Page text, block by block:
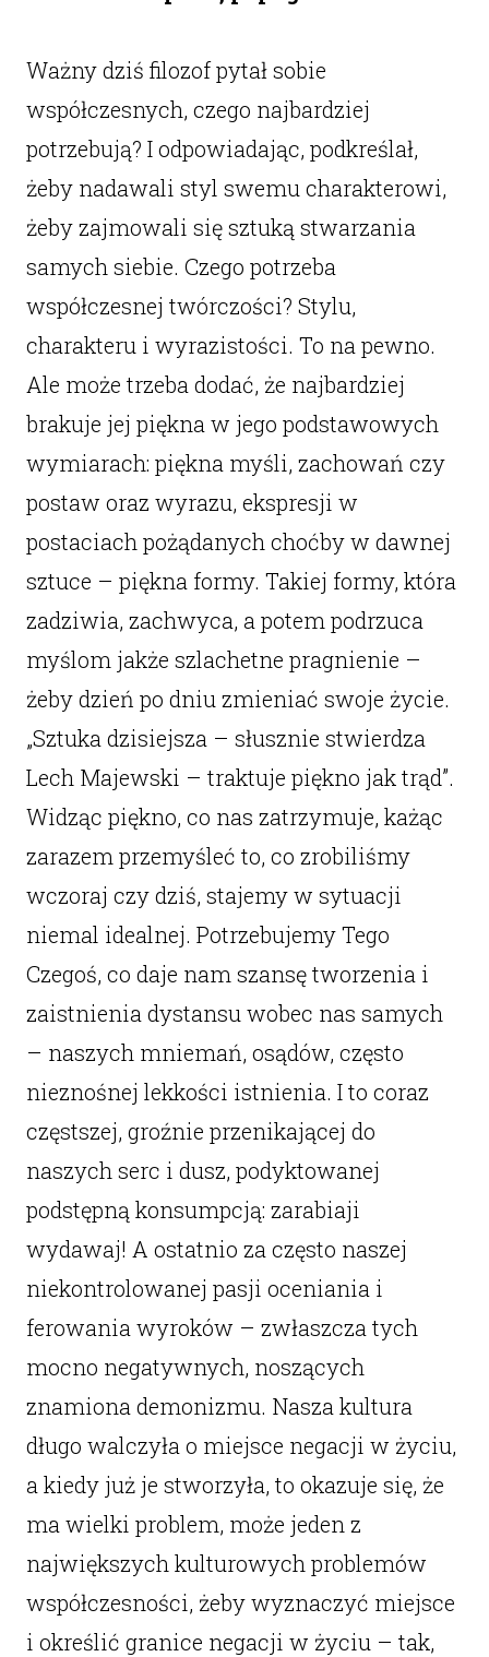
Ważny dziś filozof pytał sobie
współczesnych, czego najbardziej
potrzebują? I odpowiadając, podkreślał,
żeby nadawali styl swemu charakterowi,
żeby zajmowali się sztuką stwarzania
samych siebie. Czego potrzeba
współczesnej twórczości? Stylu,
charakteru i wyrazistości. To na pewno.
Ale może trzeba dodać, że najbardziej
brakuje jej piękna w jego podstawowych
wymiarach: piękna myśli, zachowań czy
postaw oraz wyrazu, ekspresji w
postaciach pożądanych choćby w dawnej
sztuce – piękna formy. Takiej formy, która
zadziwia, zachwyca, a potem podrzuca
myślom jakże szlachetne pragnienie –
żeby dzień po dniu zmieniać swoje życie.
„Sztuka dzisiejsza – słusznie stwierdza
Lech Majewski – traktuje piękno jak trąd”.
Widząc piękno, co nas zatrzymuje, każąc
zarazem przemyśleć to, co zrobiliśmy
wczoraj czy dziś, stajemy w sytuacji
niemal idealnej. Potrzebujemy Tego
Czegoś, co daje nam szansę tworzenia i
zaistnienia dystansu wobec nas samych
– naszych mniemań, osądów, często
nieznośnej lekkości istnienia. I to coraz
częstszej, groźnie przenikającej do
naszych serc i dusz, podyktowanej
podstępną konsumpcją: zarabiaji
wydawaj! A ostatnio za często naszej
niekontrolowanej pasji oceniania i
ferowania wyroków – zwłaszcza tych
mocno negatywnych, noszących
znamiona demonizmu. Nasza kultura
długo walczyła o miejsce negacji w życiu,
a kiedy już je stworzyła, to okazuje się, że
ma wielki problem, może jeden z
największych kulturowych problemów
współczesności, żeby wyznaczyć miejsce
i określić granice negacji w życiu – tak,